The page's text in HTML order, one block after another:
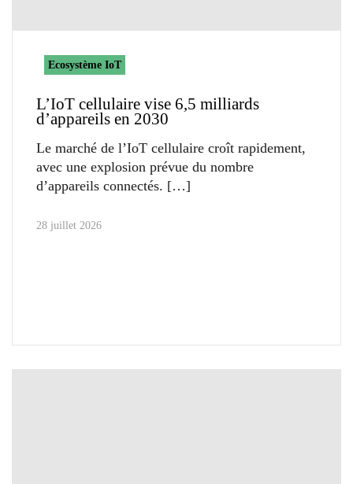
Ecosystème IoT
L’IoT cellulaire vise 6,5 milliards
d’appareils en 2030
Le marché de l’IoT cellulaire croît rapidement,
avec une explosion prévue du nombre
d’appareils connectés.
28 juillet 2026